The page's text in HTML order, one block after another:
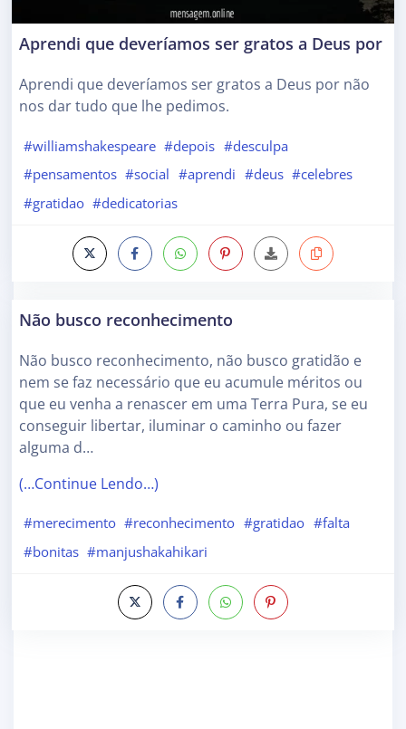
Aprendi que deveríamos ser gratos a Deus por
Aprendi que deveríamos ser gratos a Deus por não
nos dar tudo que lhe pedimos.
#williamshakespeare #depois #desculpa
#pensamentos #social #aprendi #deus #celebres
#gratidao #dedicatorias
Não busco reconhecimento
Não busco reconhecimento, não busco gratidão e
nem se faz necessário que eu acumule méritos ou
que eu venha a renascer em uma Terra Pura, se eu
conseguir libertar, iluminar o caminho ou fazer
alguma d…
(…Continue Lendo…)
#merecimento #reconhecimento #gratidao #falta
#bonitas #manjushakahikari